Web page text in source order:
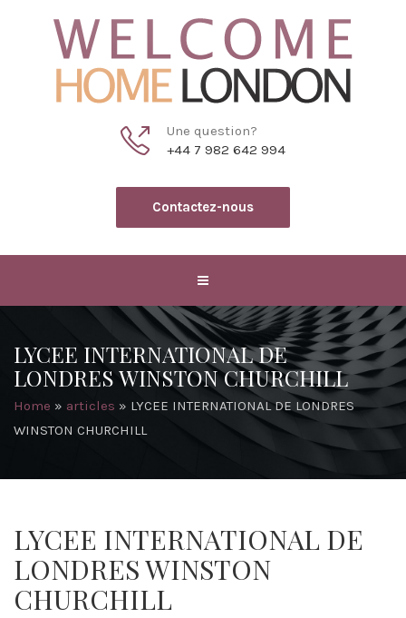
Une question?
+44 7 982 642 994
Contactez-nous
LYCEE INTERNATIONAL DE
LONDRES WINSTON CHURCHILL
Home » articles » LYCEE INTERNATIONAL DE LONDRES
WINSTON CHURCHILL
LYCEE INTERNATIONAL DE
LONDRES WINSTON
CHURCHILL